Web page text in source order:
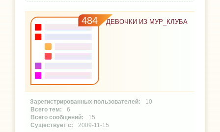
484 ДЕВОЧКИ ИЗ МУР_КЛУБА
10
6
15
2009-11-15